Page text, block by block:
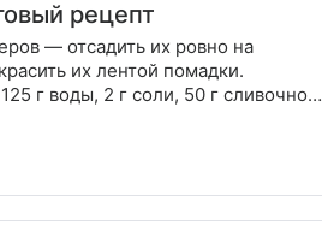
рецепт
— отсадить их ровно на
их лентой помадки.
г воды, 2 г соли, 50 г сливочного